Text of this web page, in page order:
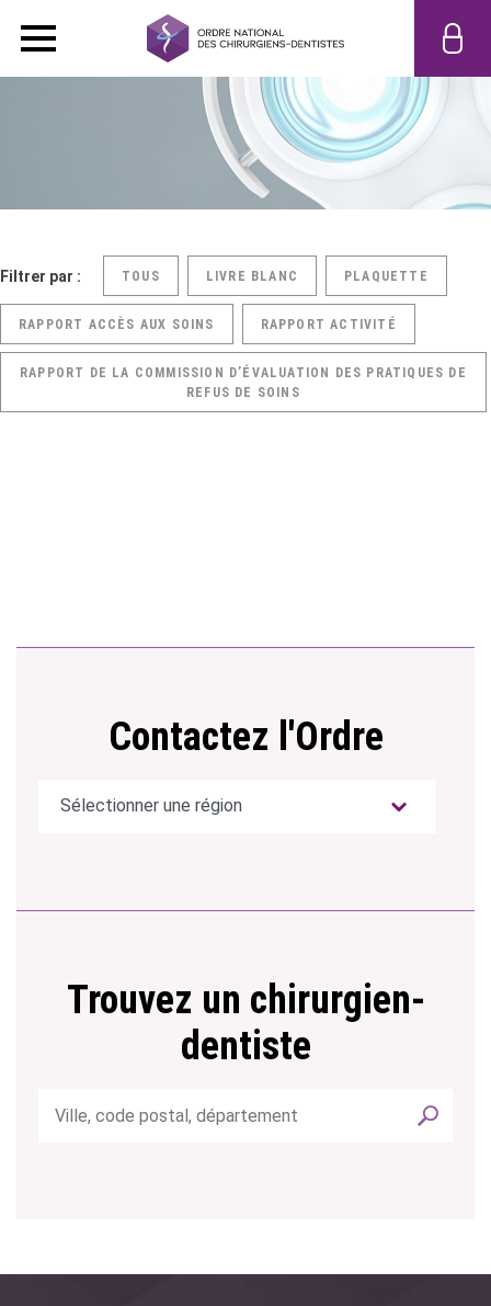
Filtrer par : TOUS LIVRE BLANC PLAQUETTE
RAPPORT ACCÈS AUX SOINS RAPPORT ACTIVITÉ
RAPPORT DE LA COMMISSION D’ÉVALUATION DES PRATIQUES DE
REFUS DE SOINS
Contactez l'Ordre
Trouvez un chirurgien-
dentiste